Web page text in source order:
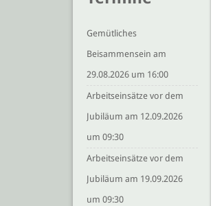
Gemütliches
Beisammensein am
29.08.2026 um 16:00
Arbeitseinsätze vor dem
Jubiläum am 12.09.2026
um 09:30
Arbeitseinsätze vor dem
Jubiläum am 19.09.2026
um 09:30